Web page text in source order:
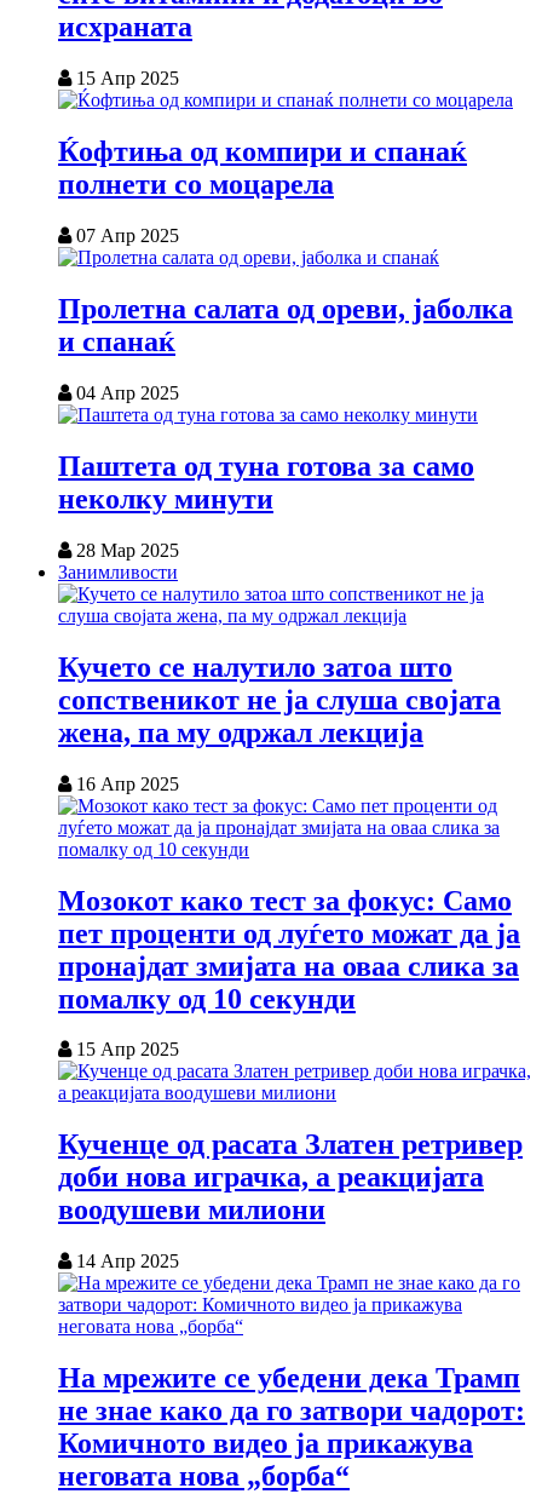
исхраната
15 Апр 2025
Ќофтиња од компири и спанаќ
полнети со моцарела
07 Апр 2025
Пролетна салата од ореви, јаболка
и спанаќ
04 Апр 2025
Паштета од туна готова за само
неколку минути
28 Мар 2025
Занимливости
Кучето се налутило затоа што
сопственикот не ја слуша својата
жена, па му одржал лекција
16 Апр 2025
Мозокот како тест за фокус: Само
пет проценти од луѓето можат да ја
пронајдат змијата на оваа слика за
помалку од 10 секунди
15 Апр 2025
Кученце од расата Златен ретривер
доби нова играчка, а реакцијата
воодушеви милиони
14 Апр 2025
На мрежите се убедени дека Трамп
не знае како да го затвори чадорот:
Комичното видео ја прикажува
неговата нова „борба“